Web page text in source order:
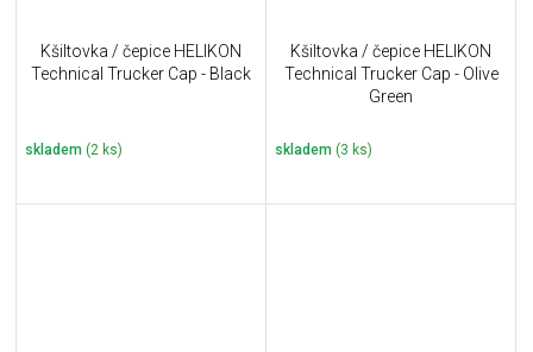
Kšiltovka / čepice HELIKON
Technical Trucker Cap - Black
skladem (2 ks)
Kšiltovka / čepice HELIKON
Technical Trucker Cap - Olive
Green
skladem (3 ks)